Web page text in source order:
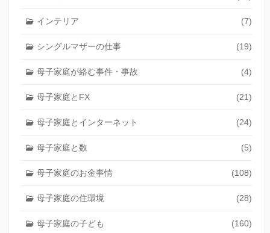
インテリア (7)
シングルマザーの仕事 (19)
母子家庭が絡む事件・事故 (4)
母子家庭とFX (21)
母子家庭とインターネット (24)
母子家庭と数 (5)
母子家庭のお金事情 (108)
母子家庭の住環境 (28)
母子家庭の子ども (160)